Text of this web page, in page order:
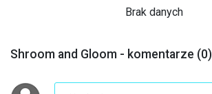
Brak danych
Shroom and Gloom - komentarze (0)